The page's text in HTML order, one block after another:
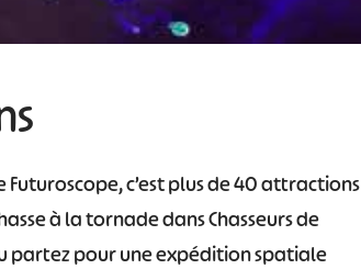
c’est plus de 40 attractions
à la tornade dans Chasseurs de
partez pour une expédition spatiale